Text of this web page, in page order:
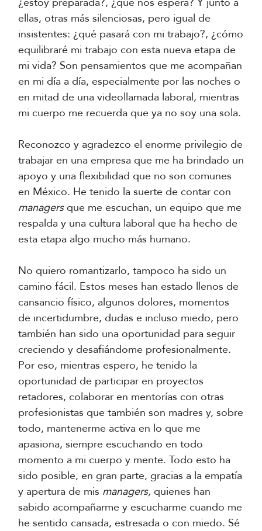
ellas, otras más silenciosas, pero igual de
insistentes: ¿qué pasará con mi trabajo?, ¿cómo
equilibraré mi trabajo con esta nueva etapa de
mi vida? Son pensamientos que me acompañan
en mi día a día, especialmente por las noches o
en mitad de una videollamada laboral, mientras
mi cuerpo me recuerda que ya no soy una sola.
Reconozco y agradezco el enorme privilegio de
trabajar en una empresa que me ha brindado un
apoyo y una flexibilidad que no son comunes
en México. He tenido la suerte de contar con
managersque me escuchan, un equipo que me
respalda y una cultura laboral que ha hecho de
esta etapa algo mucho más humano.
No quiero romantizarlo, tampoco ha sido un
camino fácil. Estos meses han estado llenos de
cansancio físico, algunos dolores, momentos
de incertidumbre, dudas e incluso miedo, pero
también han sido una oportunidad para seguir
creciendo y desafiándome profesionalmente.
Por eso, mientras espero, he tenido la
oportunidad de participar en proyectos
retadores, colaborar en mentorías con otras
profesionistas que también son madres y, sobre
todo, mantenerme activa en lo que me
apasiona, siempre escuchando en todo
momento a mi cuerpo y mente. Todo esto ha
sido posible, en gran parte, gracias a la empatía
y apertura de mis managers, quienes han
sabido acompañarme y escucharme cuando me
he sentido cansada, estresada o con miedo. Sé